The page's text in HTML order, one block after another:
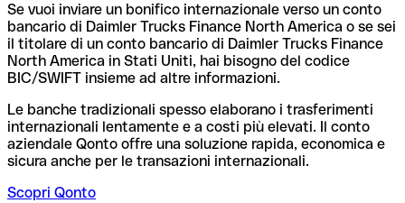
Se vuoi inviare un bonifico internazionale verso un conto
bancario di Daimler Trucks Finance North America o se sei
il titolare di un conto bancario di Daimler Trucks Finance
North America in Stati Uniti, hai bisogno del codice
BIC/SWIFT insieme ad altre informazioni.
Le banche tradizionali spesso elaborano i trasferimenti
internazionali lentamente e a costi più elevati. Il conto
aziendale Qonto offre una soluzione rapida, economica e
sicura anche per le transazioni internazionali.
Scopri Qonto